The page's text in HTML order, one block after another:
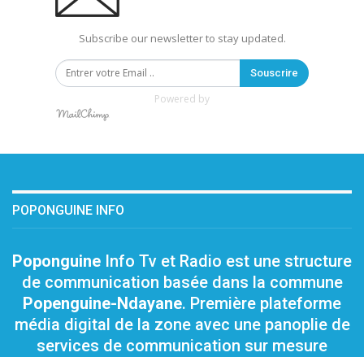
Subscribe our newsletter to stay updated.
Souscrire
Powered by
POPONGUINE INFO
Poponguine Info Tv et Radio est une structure
de communication basée dans la commune
Popenguine-Ndayane. Première plateforme
média digital de la zone avec une panoplie de
services de communication sur mesure